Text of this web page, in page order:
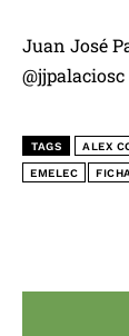
Juan José
@jjpalaciosc
TAGS ALEX
EMELEC